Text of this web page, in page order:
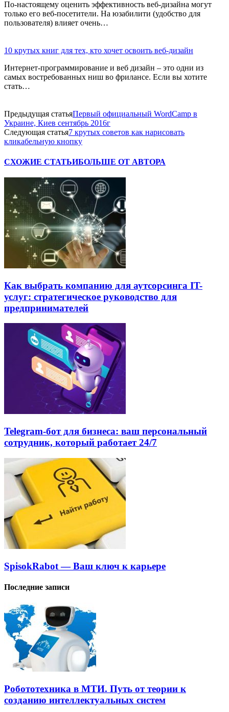
По-настоящему оценить эффективность веб-дизайна могут
только его веб-посетители. На юзабилити (удобство для
пользователя) влияет очень…
10 крутых книг для тех, кто хочет освоить веб-дизайн
Интернет-программирование и веб дизайн – это одни из
самых востребованных ниш во фрилансе. Если вы хотите
стать…
Предыдущая статьяПервый официальный WordCamp в
Украине, Киев сентябрь 2016г
Следующая статья7 крутых советов как нарисовать
кликабельную кнопку
СХОЖИЕ СТАТЬИБОЛЬШЕ ОТ АВТОРА
Как выбрать компанию для аутсорсинга IT-
услуг: стратегическое руководство для
предпринимателей
Telegram-бот для бизнеса: ваш персональный
сотрудник, который работает 24/7
SpisokRabot — Ваш ключ к карьере
Последние записи
Робототехника в МТИ. Путь от теории к
созданию интеллектуальных систем